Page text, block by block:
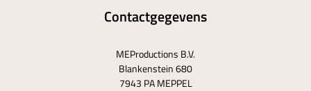
Contactgegevens
MEProductions B.V.
Blankenstein 680
7943 PA MEPPEL